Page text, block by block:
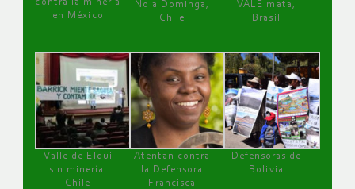
en México
No a Dominga,
Chile
VALE mata,
Brasil
Valle de Elqui
sin minería.
Chile
Atentan contra
la Defensora
Francisca
Defensoras de
Bolivia